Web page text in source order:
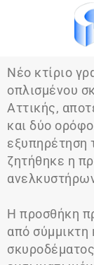
Νέο κτίριο
οπλισμένου
Αττικής,
και δύο
εξυπηρέτηση
ζητήθηκε η
Η προσθήκη
από σύμμικτη